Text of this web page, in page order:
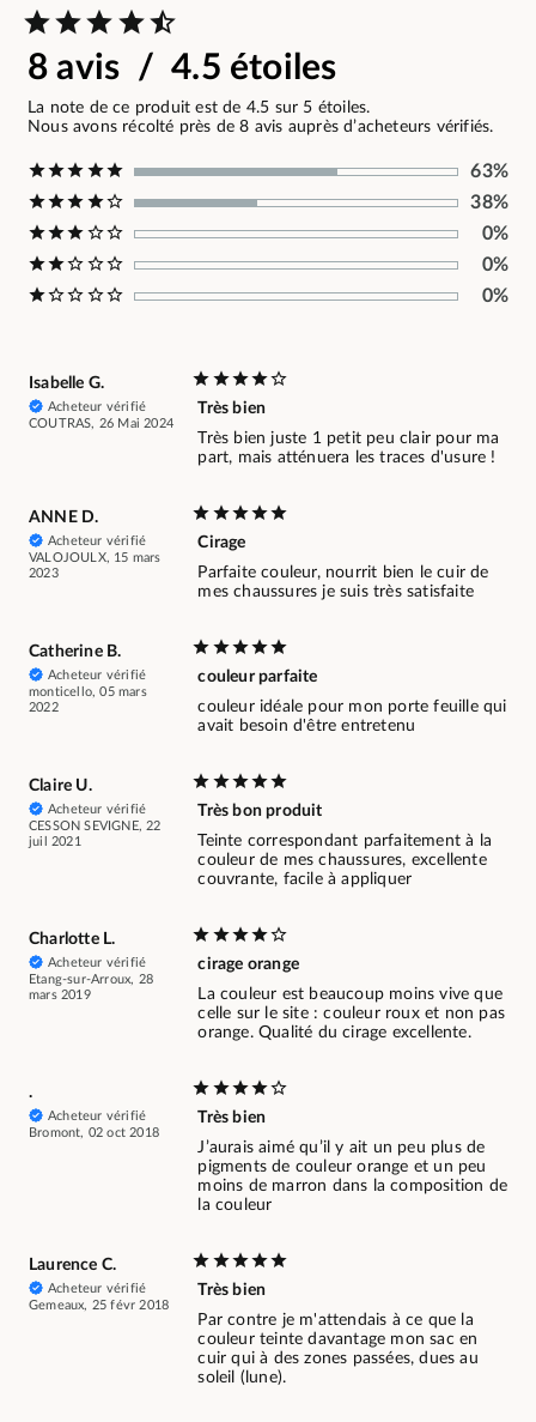
8 avis / 4.5 étoiles
La note de ce produit est de 4.5 sur 5 étoiles.
Nous avons récolté près de 8 avis auprès d’acheteurs vérifiés.
63%
38%
0%
0%
0%
Isabelle G.
Acheteur vérifié
COUTRAS, 26 Mai 2024
Très bien
Très bien juste 1 petit peu clair pour ma
part, mais atténuera les traces d'usure !
ANNE D.
Acheteur vérifié
VALOJOULX, 15 mars
2023
Cirage
Parfaite couleur, nourrit bien le cuir de
mes chaussures je suis très satisfaite
Catherine B.
Acheteur vérifié
monticello, 05 mars
2022
couleur parfaite
couleur idéale pour mon porte feuille qui
avait besoin d'être entretenu
Claire U.
Acheteur vérifié
CESSON SEVIGNE, 22
juil 2021
Très bon produit
Teinte correspondant parfaitement à la
couleur de mes chaussures, excellente
couvrante, facile à appliquer
Charlotte L.
Acheteur vérifié
Etang-sur-Arroux, 28
mars 2019
cirage orange
La couleur est beaucoup moins vive que
celle sur le site : couleur roux et non pas
orange. Qualité du cirage excellente.
.
Acheteur vérifié
Bromont, 02 oct 2018
Très bien
J’aurais aimé qu’il y ait un peu plus de
pigments de couleur orange et un peu
moins de marron dans la composition de
la couleur
Laurence C.
Acheteur vérifié
Gemeaux, 25 févr 2018
Très bien
Par contre je m'attendais à ce que la
couleur teinte davantage mon sac en
cuir qui à des zones passées, dues au
soleil (lune).